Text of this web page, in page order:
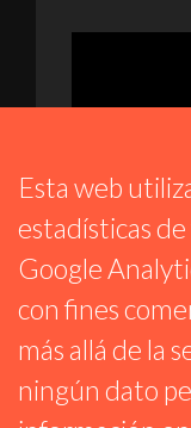
Nº CLIV
Esta web
estadísticas
Google
con fines
más allá de la
ningún dato